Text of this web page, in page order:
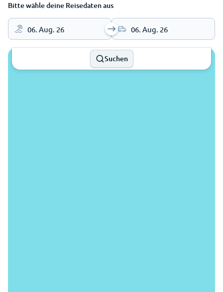
Bitte wähle deine Reisedaten aus
06. Aug. 26 06. Aug. 26
Suchen